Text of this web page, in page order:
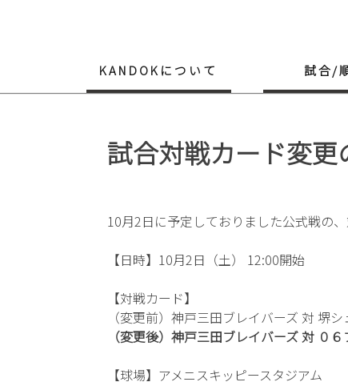
KANDOKについて 試合/
試合対戦カード変
10月2日に予定しておりました公式戦の
【日時】10月2日（土） 12:00開始
【対戦カード】
（変更前）神戸三田ブレイバーズ 対 堺
（変更後）神戸三田ブレイバーズ 対 ０
【球場】アメニスキッピースタジアム